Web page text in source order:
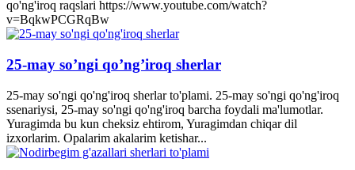
qo'ng'iroq raqslari https://www.youtube.com/watch?
v=BqkwPCGRqBw
25-may so’ngi qo’ng’iroq sherlar
25-may so'ngi qo'ng'iroq sherlar to'plami. 25-may so'ngi qo'ng'iroq
ssenariysi, 25-may so'ngi qo'ng'iroq barcha foydali ma'lumotlar.
Yuragimda bu kun cheksiz ehtirom, Yuragimdan chiqar dil
izxorlarim. Opalarim akalarim ketishar...